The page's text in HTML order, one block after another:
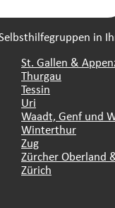
in
St. Gallen &
Thurgau
Tessin
Uri
Waadt, Genf und
Winterthur
Zug
Zürcher Oberland
Zürich